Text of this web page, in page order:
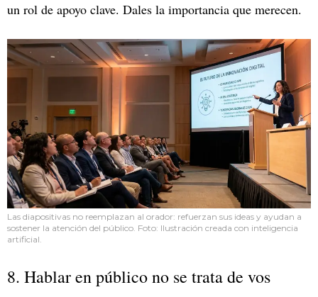
un rol de apoyo clave. Dales la importancia que merecen.
Las diapositivas no reemplazan al orador: refuerzan sus ideas y ayudan a
sostener la atención del público. Foto: Ilustración creada con inteligencia
artificial.
8. Hablar en público no se trata de vos